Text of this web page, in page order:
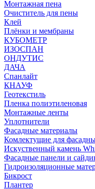
Монтажная пена
Очиститель для пены
Клей
Плёнки и мембраны
КУБОМЕТР
ИЗОСПАН
ОНДУТИС
ДАЧА
Спанлайт
КНАУФ
Геотекстиль
Пленка полиэтиленовая
Монтажные ленты
Уплотнители
Фасадные материалы
Комлектущие для
Искуственный камень
Фасадные панели и
Гидроизоляционные
Бикрост
Плантер